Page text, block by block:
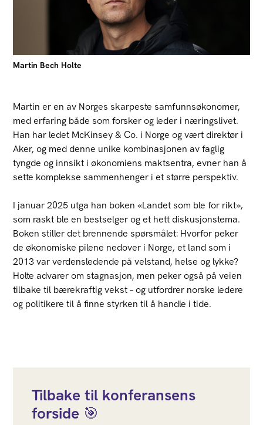
Martin Bech Holte
Martin er en av Norges skarpeste samfunnsøkonomer,
med erfaring både som forsker og leder i næringslivet.
Han har ledet McKinsey & Co. i Norge og vært direktør i
Aker, og med denne unike kombinasjonen av faglig
tyngde og innsikt i økonomiens maktsentra, evner han å
sette komplekse sammenhenger i et større perspektiv.
I januar 2025 utga han boken «Landet som ble for rikt»,
som raskt ble en bestselger og et hett diskusjonstema.
Boken stiller det brennende spørsmålet: Hvorfor peker
de økonomiske pilene nedover i Norge, et land som i
2013 var verdensledende på velstand, helse og lykke?
Holte advarer om stagnasjon, men peker også på veien
tilbake til bærekraftig vekst – og utfordrer norske ledere
og politikere til å finne styrken til å handle i tide.
Tilbake til konferansens
forside 🎯